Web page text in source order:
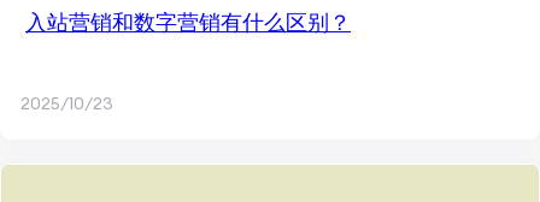
入站营销和数字营销有什么区别？
2025/10/23